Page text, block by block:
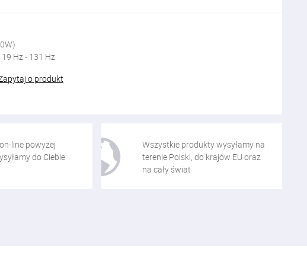
Hz - 131 Hz
o produkt
line powyżej
do Ciebie
Wszystkie produkty wysyłamy na
terenie Polski, do krajów EU oraz
na cały świat